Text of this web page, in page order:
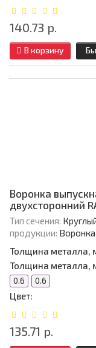
140.73 р.
В корзину
Воронка
двухсторонний
Тип сечения:
продукции:
Толщина металла,
Толщина металла,
0.6 0.6
Цвет:
135.71 р.